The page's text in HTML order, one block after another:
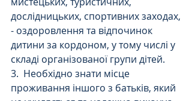
дослідницьких, спортивних заходах,
- оздоровлення та відпочинок
дитини за кордоном, у тому числі у
складі організованої групи дітей.
3.  Необхідно знати місце
проживання іншого з батьків, який